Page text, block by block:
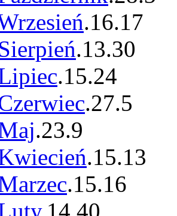
.16.17
.13.30
.15.24
.27.5
.23.9
.15.13
.15.16